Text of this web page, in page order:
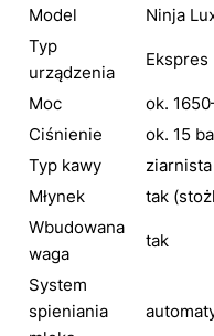
Model
Ninja
Typ
urządzenia
Moc
ok.
Ciśnienie
ok. 15
Typ kawy
Młynek
tak
Wbudowana
waga
tak
System
spieniania